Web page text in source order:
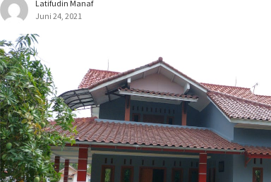
Latifudin Manaf
Juni 24, 2021